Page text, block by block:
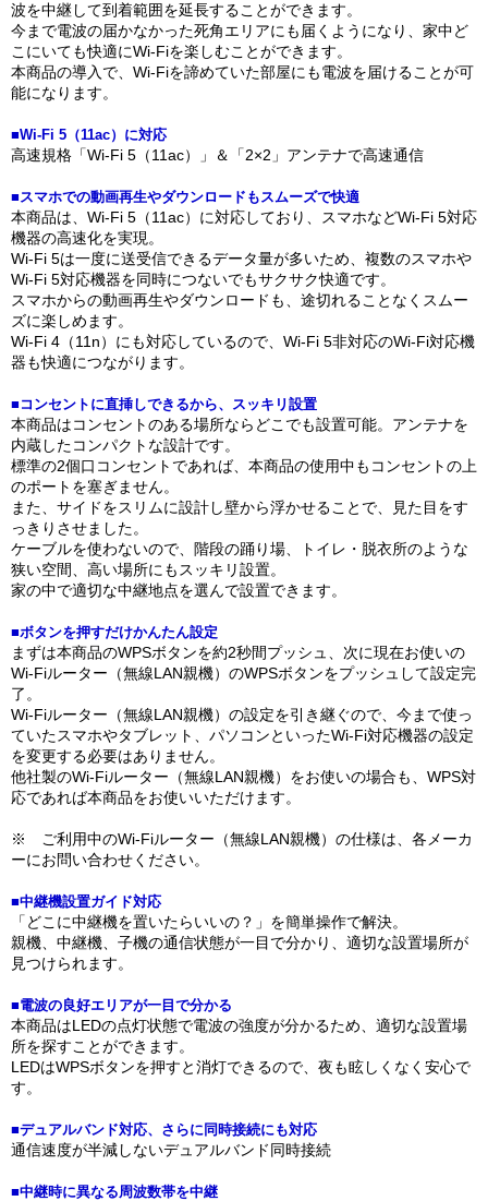
波を中継して到着範囲を延長することができます。
今まで電波の届かなかった死角エリアにも届くようになり、家中ど
こにいても快適にWi-Fiを楽しむことができます。
本商品の導入で、Wi-Fiを諦めていた部屋にも電波を届けることが可
能になります。
■Wi-Fi 5（11ac）に対応
高速規格「Wi-Fi 5（11ac）」＆「2×2」アンテナで高速通信
■スマホでの動画再生やダウンロードもスムーズで快適
本商品は、Wi-Fi 5（11ac）に対応しており、スマホなどWi-Fi 5対応
機器の高速化を実現。
Wi-Fi 5は一度に送受信できるデータ量が多いため、複数のスマホや
Wi-Fi 5対応機器を同時につないでもサクサク快適です。
スマホからの動画再生やダウンロードも、途切れることなくスムー
ズに楽しめます。
Wi-Fi 4（11n）にも対応しているので、Wi-Fi 5非対応のWi-Fi対応機
器も快適につながります。
■コンセントに直挿しできるから、スッキリ設置
本商品はコンセントのある場所ならどこでも設置可能。アンテナを
内蔵したコンパクトな設計です。
標準の2個口コンセントであれば、本商品の使用中もコンセントの上
のポートを塞ぎません。
また、サイドをスリムに設計し壁から浮かせることで、見た目をす
っきりさせました。
ケーブルを使わないので、階段の踊り場、トイレ・脱衣所のような
狭い空間、高い場所にもスッキリ設置。
家の中で適切な中継地点を選んで設置できます。
■ボタンを押すだけかんたん設定
まずは本商品のWPSボタンを約2秒間プッシュ、次に現在お使いの
Wi-Fiルーター（無線LAN親機）のWPSボタンをプッシュして設定完
了。
Wi-Fiルーター（無線LAN親機）の設定を引き継ぐので、今まで使っ
ていたスマホやタブレット、パソコンといったWi-Fi対応機器の設定
を変更する必要はありません。
他社製のWi-Fiルーター（無線LAN親機）をお使いの場合も、WPS対
応であれば本商品をお使いいただけます。
※ ご利用中のWi-Fiルーター（無線LAN親機）の仕様は、各メーカ
ーにお問い合わせください。
■中継機設置ガイド対応
「どこに中継機を置いたらいいの？」を簡単操作で解決。
親機、中継機、子機の通信状態が一目で分かり、適切な設置場所が
見つけられます。
■電波の良好エリアが一目で分かる
本商品はLEDの点灯状態で電波の強度が分かるため、適切な設置場
所を探すことができます。
LEDはWPSボタンを押すと消灯できるので、夜も眩しくなく安心で
す。
■デュアルバンド対応、さらに同時接続にも対応
通信速度が半減しないデュアルバンド同時接続
■中継時に異なる周波数帯を中継